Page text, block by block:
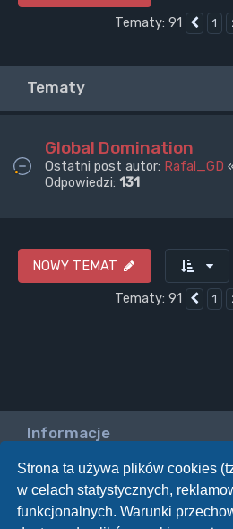
Strona ta używa plików cookies
w celach statystycznych,
funkcjonalnych. Warunki
Tematy: 91
1
Tematy
Global Domination
Ostatni post autor: Rafal_GD
Odpowiedzi: 131
NOWY TEMAT
Tematy: 91
1
Informacje
Twoje uprawnienia na tym forum
Nie możesztworzyć nowych